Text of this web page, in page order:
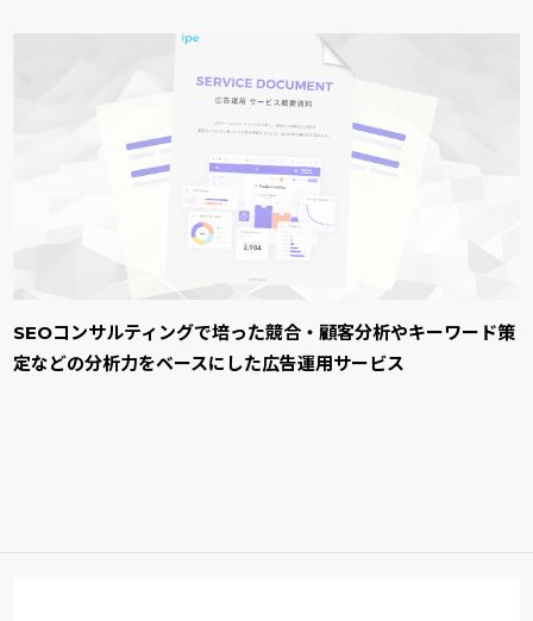
SEOコンサルティングで培った競合・顧客分析やキーワード策
定などの分析力をベースにした広告運用サービス